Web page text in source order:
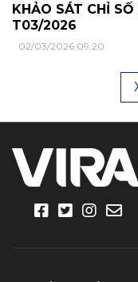
KHẢO SÁT CHỈ
T03/2026
02/03/2026 09:20